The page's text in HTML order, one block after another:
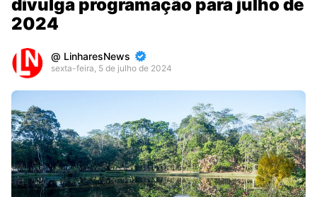
divulga programação para julho de
2024
LinharesNews
sexta-feira, 5 de julho de 2024
Premium
By
Raushan
Design
With
Shroff
Templates